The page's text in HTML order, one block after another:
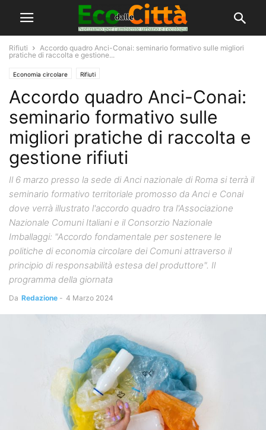
Rifiuti
Accordo quadro Anci-Conai: seminario formativo sulle migliori
pratiche di raccolta e gestione...
Economia circolare Rifiuti
Accordo quadro Anci-Conai:
seminario formativo sulle
migliori pratiche di raccolta e
gestione rifiuti
Il 6 marzo presso la sede di Anci nazionale di Roma si terrà il
seminario formativo territoriale promosso da Anci e Conai
dove verrà illustrato l'accordo quadro tra l'Associazione
Nazionale Comuni Italiani e il Consorzio Nazionale
Imballaggi: "Accordo fondamentale per sostenere le
politiche di economia circolare dei Comuni attraverso il
principio di responsabilità estesa del produttore". Il
programma della giornata
Da Redazione - 4 Marzo 2024